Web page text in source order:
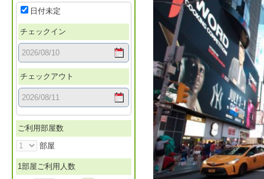
日付未定
チェックイン
チェックアウト
ご利用部屋数
部屋
1部屋ご利用人数